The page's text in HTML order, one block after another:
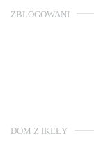
ZBLOGOWANI
DOM Z IKEŁY